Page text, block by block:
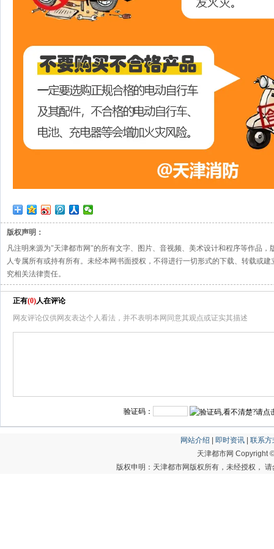
版权声明：
凡注明来源为"天津都市网"的所有文字、图片、音视频、美术设计和程序等作品，
人专属所有或持有所有。未经本网书面授权，不得进行一切形式的下载、转载或
究相关法律责任。
正有(0)人在评论
网友评论仅供网友表达个人看法，并不表明本网同意其观点或证实其描述
验证码：
网站介绍 即时资讯
联系方
天津都市网 Copyright
版权申明：天津都市网版权所有，未经授权，